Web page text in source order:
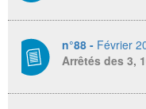
n°88 - Février
Arrêtés des 3,